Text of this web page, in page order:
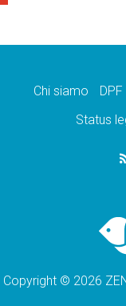
Chi siamo DPF
Status
Copyright © 2026